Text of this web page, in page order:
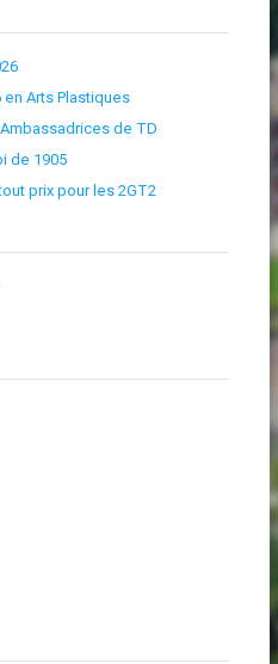
en Arts Plastiques
de TD
de 1905
prix pour les 2GT2